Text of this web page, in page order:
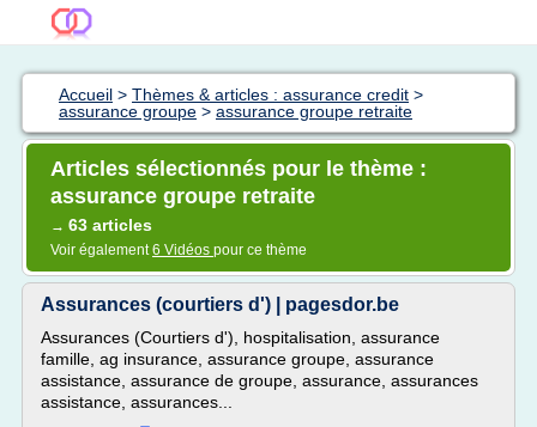
Accueil > Thèmes & articles : assurance credit >
assurance groupe > assurance groupe retraite
Articles sélectionnés pour le thème :
assurance groupe retraite
→ 63 articles
Voir également6 Vidéos pour ce thème
Assurances (courtiers d') | pagesdor.be
Assurances (Courtiers d'), hospitalisation, assurance
famille, ag insurance, assurance groupe, assurance
assistance, assurance de groupe, assurance, assurances
assistance, assurances...